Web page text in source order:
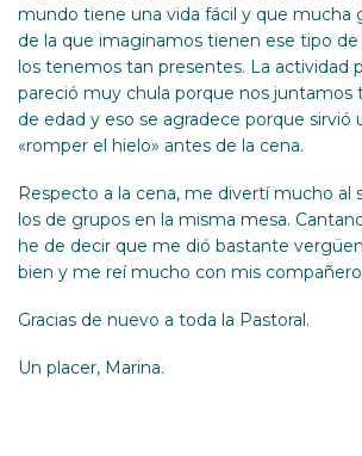
mundo tiene una vida fácil y que mucha
de la que imaginamos tienen ese tipo
los tenemos tan presentes. La actividad
pareció muy chula porque nos juntamos
de edad y eso se agradece porque sirvió
«romper el hielo» antes de la cena.
Respecto a la cena, me divertí mucho al
los de grupos en la misma mesa.
he de decir que me dió bastante
bien y me reí mucho con mis
Gracias de nuevo a toda la Pastoral.
Un placer, Marina.